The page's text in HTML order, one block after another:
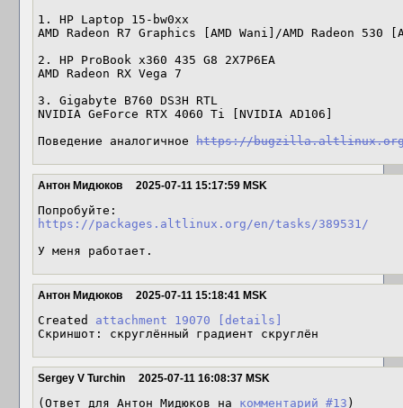
1. HP Laptop 15-bw0xx
AMD Radeon R7 Graphics [AMD Wani]/AMD Radeon 530
2. HP ProBook x360 435 G8 2X7P6EA
AMD Radeon RX Vega 7
3. Gigabyte B760 DS3H RTL
NVIDIA GeForce RTX 4060 Ti [NVIDIA AD106]
Поведение аналогичное https://bugzilla.altlinux.org/
Антон Мидюков 2025-07-11 15:17:59 MSK
https://packages.altlinux.org/en/tasks/389531/
У меня работает.
Антон Мидюков 2025-07-11 15:18:41 MSK
Created attachment 19070
[details]
Скриншот: скруглённый градиент скруглён
Sergey V Turchin 2025-07-11 16:08:37 MSK
(Ответ для Антон Мидюков на комментарий #13